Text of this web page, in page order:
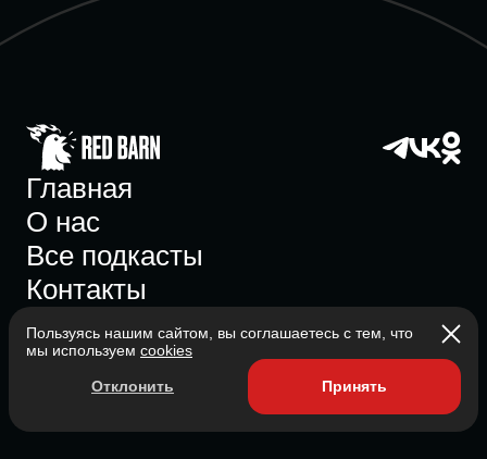
Главная
О нас
Все подкасты
Контакты
Состоит в ассоциации с 2023
Пользуясь нашим сайтом, вы соглашаетесь с тем, что
мы используем cookies
Отклонить Принять